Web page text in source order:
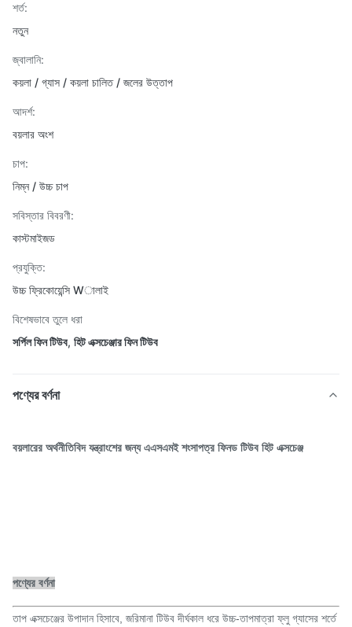
শর্ত:
নতুন
জ্বালানি:
কয়লা / গ্যাস / কয়লা চালিত / জলের উত্তাপ
আদর্শ:
বয়লার অংশ
চাপ:
নিম্ন / উচ্চ চাপ
সবিস্তার বিবরণী:
কাস্টমাইজড
প্রযুক্তি:
উচ্চ ফ্রিকোয়েন্সি Wালাই
বিশেষভাবে তুলে ধরা
সর্পিল ফিন টিউব, হিট এক্সচেঞ্জার ফিন টিউব
পণ্যের বর্ণনা
বয়লারের অর্থনীতিবিদ যন্ত্রাংশের জন্য এএসএমই শংসাপত্র ফিনড টিউব হিট এক্সচেঞ্জ
পণ্যের বর্ণনা
তাপ এক্সচেঞ্জের উপাদান হিসাবে, জরিমানা টিউব দীর্ঘকাল ধরে উচ্চ-তাপমাত্রা ফ্লু গ্যাসের শর্তে